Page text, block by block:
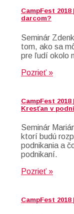
CampFest
darcom?
Seminár
tom, ako sa
pre ľudí okolo
Pozrieť »
CampFest
Kresťan v
Seminár
ktorí budú
podnikania a
podnikaní.
Pozrieť »
CampFest